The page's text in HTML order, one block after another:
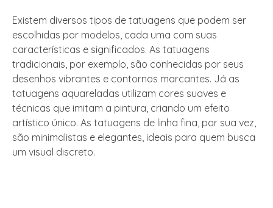
Existem diversos tipos de tatuagens que podem ser
escolhidas por modelos, cada uma com suas
características e significados. As tatuagens
tradicionais, por exemplo, são conhecidas por seus
desenhos vibrantes e contornos marcantes. Já as
tatuagens aquareladas utilizam cores suaves e
técnicas que imitam a pintura, criando um efeito
artístico único. As tatuagens de linha fina, por sua vez,
são minimalistas e elegantes, ideais para quem busca
um visual discreto.